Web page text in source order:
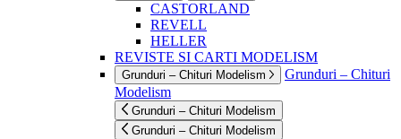
CASTORLAND
REVELL
HELLER
REVISTE SI CARTI MODELISM
Grunduri – Chituri Modelism
Grunduri – Chituri
Modelism
Grunduri – Chituri Modelism
Grunduri – Chituri Modelism